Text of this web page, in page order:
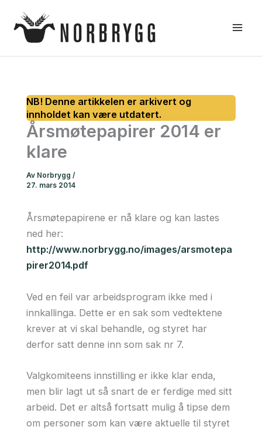
rett
Årsmøtepapirer 2014 er
klare
Av Norbrygg /
27. mars 2014
Årsmøtepapirene er nå klare og kan lastes
ned her:
http://www.norbrygg.no/images/arsmotepa
pirer2014.pdf
Ved en feil var arbeidsprogram ikke med i
innkallinga. Dette er en sak som vedtektene
krever at vi skal behandle, og styret har
derfor satt denne inn som sak nr 7.
Valgkomiteens innstilling er ikke klar enda,
men blir lagt ut så snart de er ferdige med sitt
arbeid. Det er altså fortsatt mulig å tipse dem
om personer som kan være aktuelle til styret